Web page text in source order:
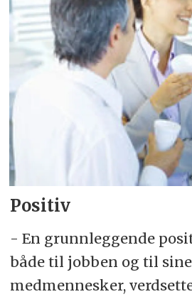
Positiv
- En grunnleggende
både til jobben og til sine
medmennesker,